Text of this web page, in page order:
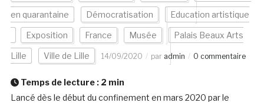
en quarantaine Démocratisation Education artistique
Exposition France Musée Palais Beaux Arts
Lille Ville de Lille 14/09/2020 par admin 0 commentaire
Temps de lecture : 2 min
Lancé dès le début du confinement en mars 2020 par le